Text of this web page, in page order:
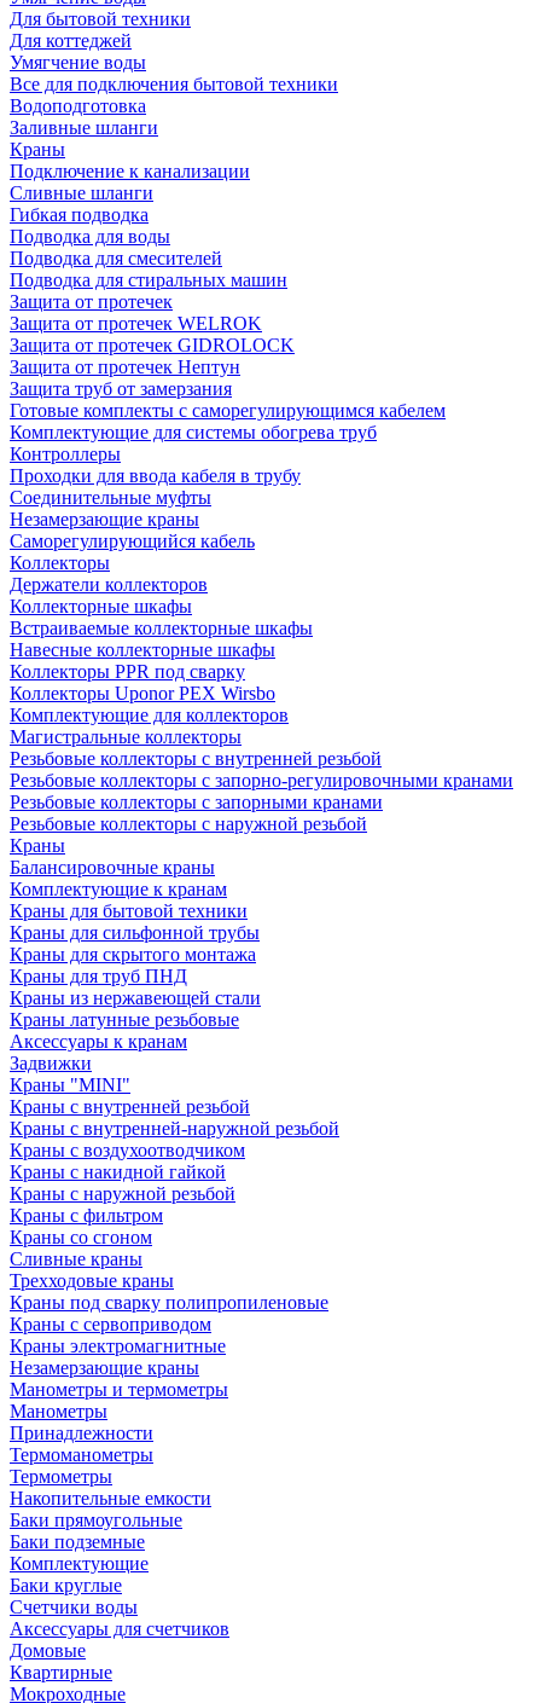
Для бытовой техники
Для коттеджей
Умягчение воды
Все для подключения бытовой техники
Водоподготовка
Заливные шланги
Краны
Подключение к канализации
Сливные шланги
Гибкая подводка
Подводка для воды
Подводка для смесителей
Подводка для стиральных машин
Защита от протечек
Защита от протечек WELROK
Защита от протечек GIDROLOCK
Защита от протечек Нептун
Защита труб от замерзания
Готовые комплекты с саморегулирующимся кабелем
Комплектующие для системы обогрева труб
Контроллеры
Проходки для ввода кабеля в трубу
Соединительные муфты
Незамерзающие краны
Саморегулирующийся кабель
Коллекторы
Держатели коллекторов
Коллекторные шкафы
Встраиваемые коллекторные шкафы
Навесные коллекторные шкафы
Коллекторы PPR под сварку
Коллекторы Uponor PEX Wirsbo
Комплектующие для коллекторов
Магистральные коллекторы
Резьбовые коллекторы с внутренней резьбой
Резьбовые коллекторы с запорно-регулировочными кранами
Резьбовые коллекторы с запорными кранами
Резьбовые коллекторы с наружной резьбой
Краны
Балансировочные краны
Комплектующие к кранам
Краны для бытовой техники
Краны для сильфонной трубы
Краны для скрытого монтажа
Краны для труб ПНД
Краны из нержавеющей стали
Краны латунные резьбовые
Аксессуары к кранам
Задвижки
Краны "MINI"
Краны с внутренней резьбой
Краны с внутренней-наружной резьбой
Краны с воздухоотводчиком
Краны с накидной гайкой
Краны с наружной резьбой
Краны с фильтром
Краны со сгоном
Сливные краны
Трехходовые краны
Краны под сварку полипропиленовые
Краны с сервоприводом
Краны электромагнитные
Незамерзающие краны
Манометры и термометры
Манометры
Принадлежности
Термоманометры
Термометры
Накопительные емкости
Баки прямоугольные
Баки подземные
Комплектующие
Баки круглые
Счетчики воды
Аксессуары для счетчиков
Домовые
Квартирные
Мокроходные